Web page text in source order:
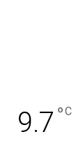
9.7 °C